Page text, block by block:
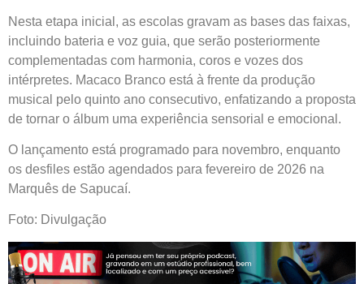
Nesta etapa inicial, as escolas gravam as bases das faixas,
incluindo bateria e voz guia, que serão posteriormente
complementadas com harmonia, coros e vozes dos
intérpretes. Macaco Branco está à frente da produção
musical pelo quinto ano consecutivo, enfatizando a proposta
de tornar o álbum uma experiência sensorial e emocional.
O lançamento está programado para novembro, enquanto
os desfiles estão agendados para fevereiro de 2026 na
Marquês de Sapucaí.
Foto: Divulgação